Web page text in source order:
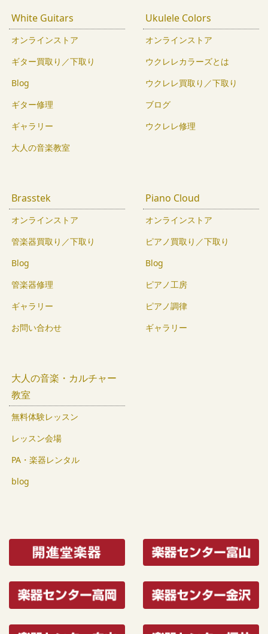
White Guitars
オンラインストア
ギター買取り／下取り
Blog
ギター修理
ギャラリー
大人の音楽教室
Ukulele Colors
オンラインストア
ウクレレカラーズとは
ウクレレ買取り／下取り
ブログ
ウクレレ修理
Brasstek
オンラインストア
管楽器買取り／下取り
Blog
管楽器修理
ギャラリー
お問い合わせ
Piano Cloud
オンラインストア
ピアノ買取り／下取り
Blog
ピアノ工房
ピアノ調律
ギャラリー
大人の音楽・カルチャー
教室
無料体験レッスン
レッスン会場
PA・楽器レンタル
blog